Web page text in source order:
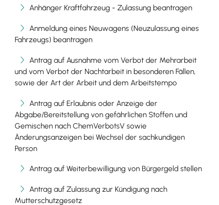
Anhänger Kraftfahrzeug - Zulassung beantragen
Anmeldung eines Neuwagens (Neuzulassung eines
Fahrzeugs) beantragen
Antrag auf Ausnahme vom Verbot der Mehrarbeit
und vom Verbot der Nachtarbeit in besonderen Fällen,
sowie der Art der Arbeit und dem Arbeitstempo
Antrag auf Erlaubnis oder Anzeige der
Abgabe/Bereitstellung von gefährlichen Stoffen und
Gemischen nach ChemVerbotsV sowie
Änderungsanzeigen bei Wechsel der sachkundigen
Person
Antrag auf Weiterbewilligung von Bürgergeld stellen
Antrag auf Zulassung zur Kündigung nach
Mutterschutzgesetz